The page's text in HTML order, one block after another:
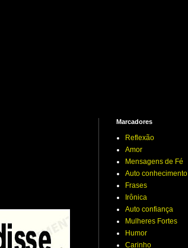
Marcadores
Reflexão
Amor
Mensagens de Fé
Auto conhecimento
Frases
Irônica
Auto confiança
Mulheres Fortes
Humor
Carinho